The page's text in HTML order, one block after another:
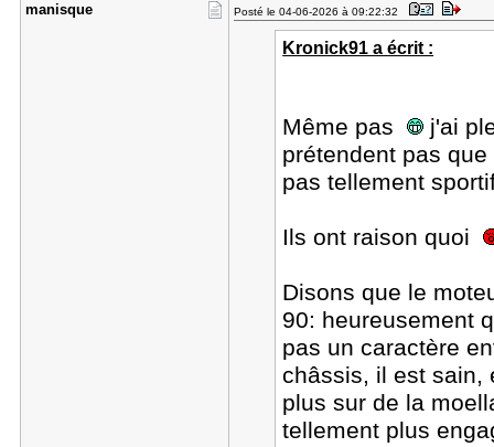
manisque Posté le 04-06-2026 à 09:22:32
Kronick91 a écrit :
Même pas
j'ai
prétendent pas
pas tellement
Ils ont raison quoi
Disons que le
90: heureusement
pas un caractère
châssis, il est sain,
plus sur de la
tellement plus